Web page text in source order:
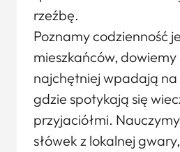
rzeźbę.
Poznamy codzienność
mieszkańców, dowiemy
najchętniej wpadają na
gdzie spotykają się
przyjaciółmi.
słówek z lokalnej